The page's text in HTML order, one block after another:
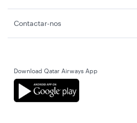
Contactar-nos
Download Qatar Airways App